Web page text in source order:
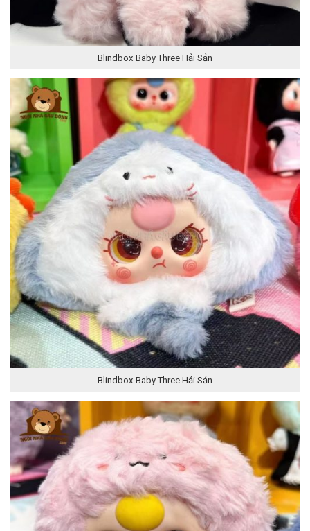
Blindbox Baby Three Hải Sản
Blindbox Baby Three Hải Sản